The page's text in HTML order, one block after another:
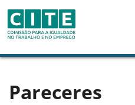
Pareceres